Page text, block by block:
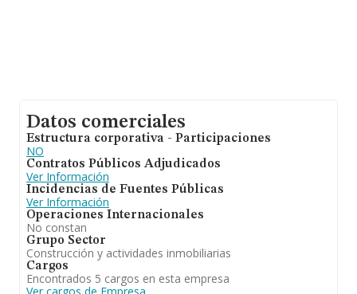
Datos comerciales
Estructura corporativa - Participaciones
NO
Contratos Públicos Adjudicados
Ver Información
Incidencias de Fuentes Públicas
Ver Información
Operaciones Internacionales
No constan
Grupo Sector
Construcción y actividades inmobiliarias
Cargos
Encontrados 5 cargos en esta empresa